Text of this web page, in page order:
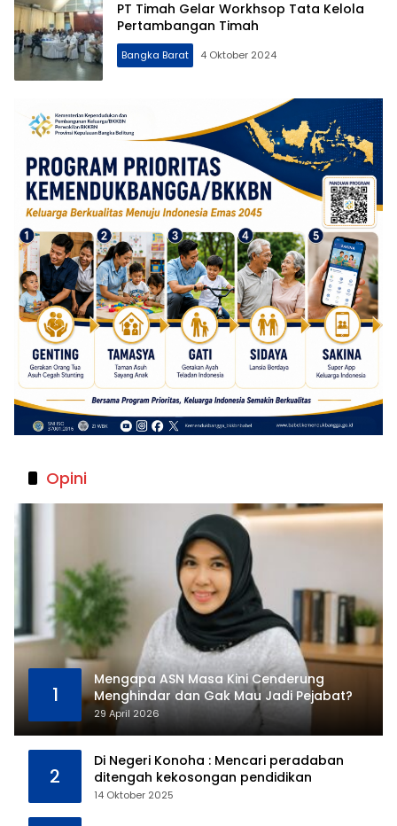
PT Timah Gelar Workhsop Tata Kelola
Pertambangan Timah
Bangka Barat 4 Oktober 2024
Opini
1
Mengapa ASN Masa Kini Cenderung
Menghindar dan Gak Mau Jadi Pejabat?
29 April 2026
2
Di Negeri Konoha : Mencari peradaban
ditengah kekosongan pendidikan
14 Oktober 2025